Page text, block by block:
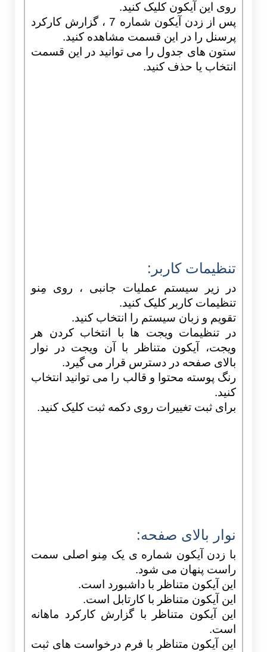
روی این آیکون کلیک کنید.
پس از زدن آیکون شماره 7 ، گزارش کارکرد
پرسنل را در این قسمت مشاهده کنید.
ستون های جدول را می توانید در این قسمت
انتخاب یا حذف کنید.
تنظیمات کاربر:
در زیر سیستم عملیات جانبی ، روی مِنو
تنظیمات کاربر کلیک کنید.
تقویم و زبان سیستم را انتخاب کنید.
در تنظیمات ویجت ها با انتخاب کردن هر
ویجت، آیکون متناظر با آن ویجت در نوار
بالای صفحه در دسترس قرار می گیرد.
رنگ پوسته محتوا و قالب را می توانید انتخاب
کنید.
برای ثبت تغییرات روی دکمه ثبت کلیک کنید.
نوار بالای صفحه:
با زدن آیکون شماره ی یک مِنو اصلی سمت
راست پنهان می شود.
این آیکون متناظر با داشبورد است.
این آیکون متناظر با کارتابل است.
این آیکون متناظر با گزارش کارکرد ماهانه
است.
این آیکون متناظر با فرم درخواست های ثبت